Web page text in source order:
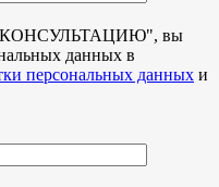
", вы
данных в
персональных данных и